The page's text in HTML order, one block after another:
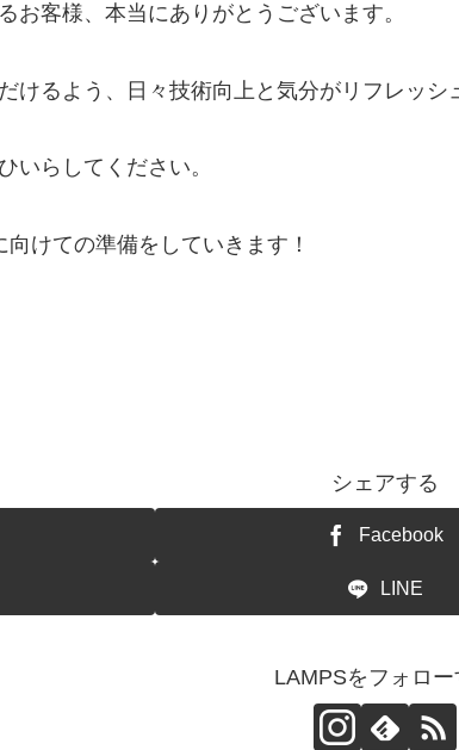
お客様、本当にありがとうございます。
けるよう、日々技術向上と気分がリフレッシ
いらしてください。
けての準備をしていきます！
シェアする
Facebook
LINE
LAMPSをフォロー